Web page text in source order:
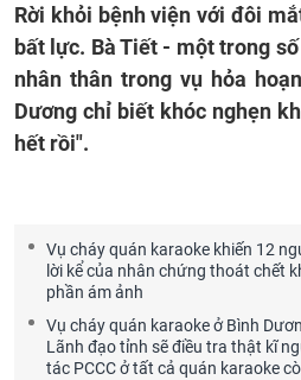
Rời khỏi bệnh viện với đôi
bất lực. Bà Tiết - một trong
nhân thân trong vụ hỏa
Dương chỉ biết khóc nghẹn
hết rồi".
Vụ cháy quán karaoke khiến 12
lời kể của nhân chứng thoát chết
phần ám ảnh
Vụ cháy quán karaoke ở Bình
Lãnh đạo tỉnh sẽ điều tra thật kĩ
tác PCCC ở tất cả quán karaoke